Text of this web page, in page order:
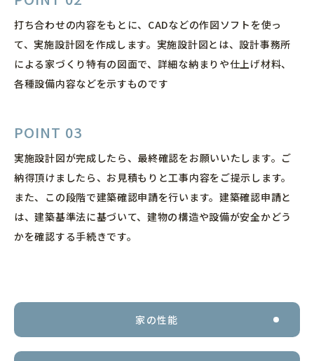
打ち合わせの内容をもとに、CADなどの作図ソフトを使っ
て、実施設計図を作成します。実施設計図とは、設計事務所
による家づくり特有の図面で、詳細な納まりや仕上げ材料、
各種設備内容などを示すものです
POINT 03
実施設計図が完成したら、最終確認をお願いいたします。ご
納得頂けましたら、お見積もりと工事内容をご提示します。
また、この段階で建築確認申請を行います。建築確認申請と
は、建築基準法に基づいて、建物の構造や設備が安全かどう
かを確認する手続きです。
家の性能